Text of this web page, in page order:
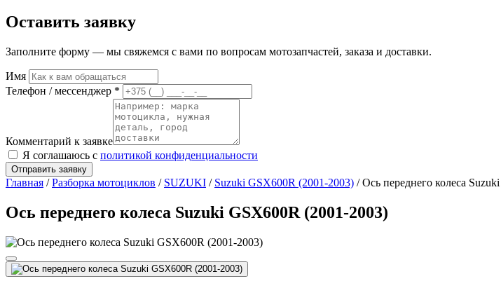
Оставить заявку
Заполните форму — мы свяжемся с вами по вопросам мотозапчастей, заказа и доставки.
Имя
Телефон / мессенджер *
Комментарий к заявке
Я соглашаюсь с политикой конфиденциальности
Отправить заявку
Главная /Разборка мотоциклов / SUZUKI / Suzuki GSX600R (2001-2003) / Ось переднего колеса
Ось переднего колеса Suzuki GSX600R (2001-2003)